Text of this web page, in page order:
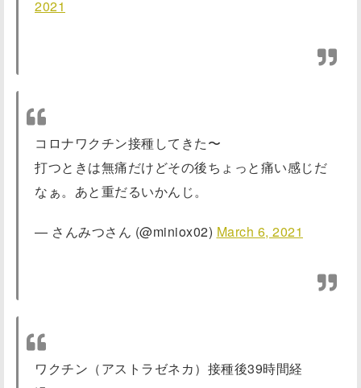
2021
コロナワクチン接種してきた〜
打つときは無痛だけどその後ちょっと痛い感じだ
なぁ。あと重だるいかんじ。
— さんみつさん (@miniox02) March 6, 2021
ワクチン（アストラゼネカ）接種後39時間経